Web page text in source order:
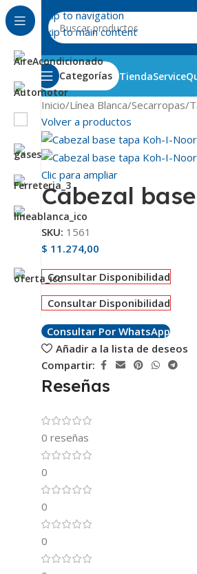
Skip to navigation
Skip to main content
Categorías TiendaService
Inicio Línea Blanca Secarropas
Volver a productos
Clic para ampliar
Cabezal
SKU: 1561
$ 11.274,00
Consultar Disponibilidad
Consultar Disponibilidad
Consultar Por WhatsApp
Añadir a la lista de deseos
Compartir:
Reseñas
0 reseñas
0
0
0